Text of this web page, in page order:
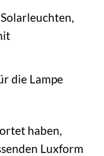
die Lampe
haben,
Luxform